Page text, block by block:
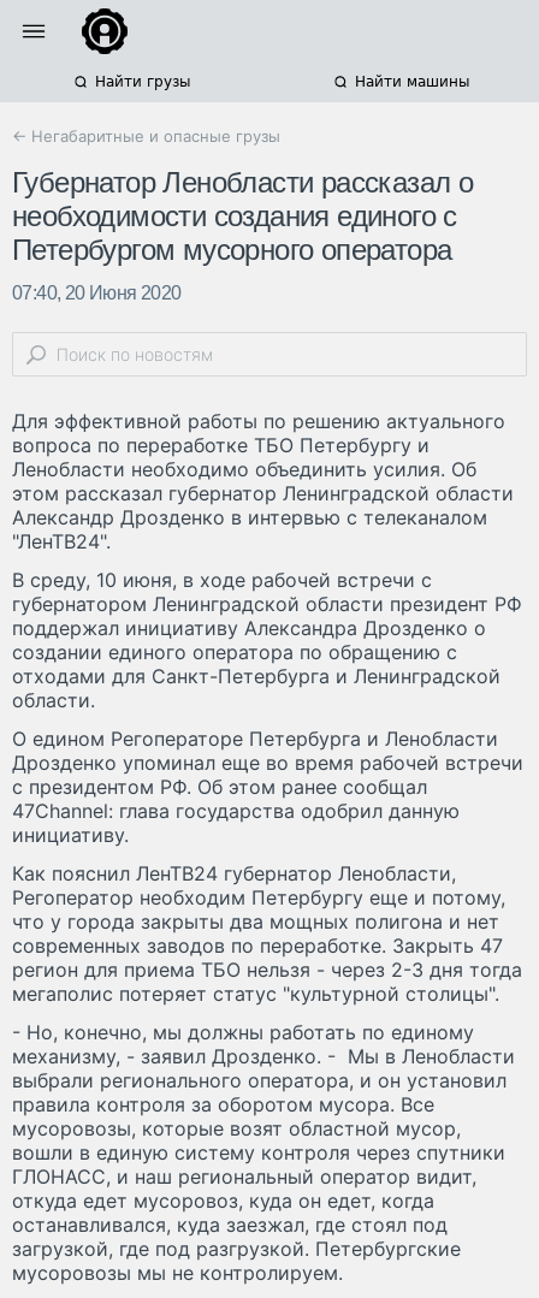
Найти грузы Найти машины
← Негабаритные и опасные грузы
Губернатор Ленобласти рассказал о
необходимости создания единого с
Петербургом мусорного оператора
07:40, 20 Июня 2020
Для эффективной работы по решению актуального
вопроса по переработке ТБО Петербургу и
Ленобласти необходимо объединить усилия. Об
этом рассказал губернатор Ленинградской области
Александр Дрозденко в интервью с телеканалом
"ЛенТВ24".
В среду, 10 июня, в ходе рабочей встречи с
губернатором Ленинградской области президент РФ
поддержал инициативу Александра Дрозденко о
создании единого оператора по обращению с
отходами для Санкт-Петербурга и Ленинградской
области.
О едином Регоператоре Петербурга и Ленобласти
Дрозденко упоминал еще во время рабочей встречи
с президентом РФ. Об этом ранее сообщал
47Channel: глава государства одобрил данную
инициативу.
Как пояснил ЛенТВ24 губернатор Ленобласти,
Регоператор необходим Петербургу еще и потому,
что у города закрыты два мощных полигона и нет
современных заводов по переработке. Закрыть 47
регион для приема ТБО нельзя - через 2-3 дня тогда
мегаполис потеряет статус "культурной столицы".
- Но, конечно, мы должны работать по единому
механизму, - заявил Дрозденко. - Мы в Ленобласти
выбрали регионального оператора, и он установил
правила контроля за оборотом мусора. Все
мусоровозы, которые возят областной мусор,
вошли в единую систему контроля через спутники
ГЛОНАСС, и наш региональный оператор видит,
откуда едет мусоровоз, куда он едет, когда
останавливался, куда заезжал, где стоял под
загрузкой, где под разгрузкой. Петербургские
мусоровозы мы не контролируем.